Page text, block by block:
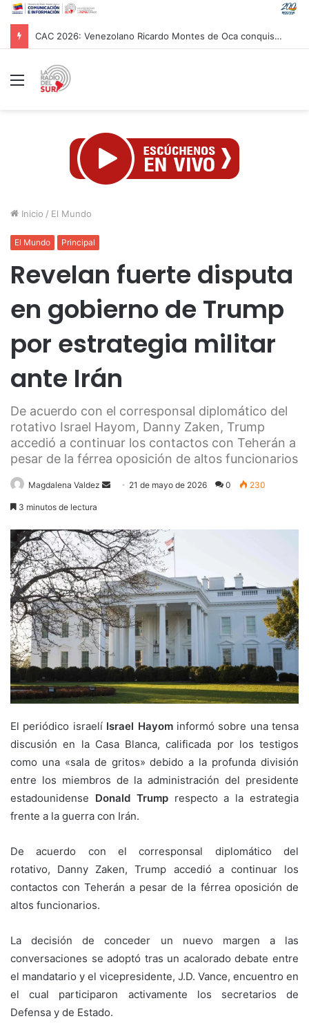
Papa León XIV asistió al Encuentro de Jóvenes Franciscanos 2026 en Asís
Menú
Inicio / El Mundo
El Mundo Principal
Revelan fuerte disputa
en gobierno de Trump
por estrategia militar
ante Irán
De acuerdo con el corresponsal diplomático del
rotativo Israel Hayom, Danny Zaken, Trump
accedió a continuar los contactos con Teherán a
pesar de la férrea oposición de altos funcionarios
Magdalena Valdez
Send 21 de mayo de 2026 0 230
3 minutos de lectura
El periódico israelí Israel Hayominformó sobre una tensa
discusión en la Casa Blanca, calificada por los testigos
como una «sala de gritos» debido a la profunda división
entre los miembros de la administración del presidente
estadounidense Donald Trumprespecto a la estrategia
frente a la guerra con Irán.
De acuerdo con el corresponsal diplomático del
rotativo, Danny Zaken, Trump accedió a continuar los
contactos con Teherán a pesar de la férrea oposición de
altos funcionarios.
La decisión de conceder un nuevo margen a las
conversaciones se adoptó tras un acalorado debate entre
el mandatario y el vicepresidente, J.D. Vance, encuentro en
el cual participaron activamente los secretarios de
Defensa y de Estado.